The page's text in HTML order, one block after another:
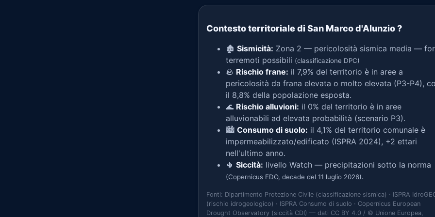
Contesto territoriale di San Marco d'Alunzio?
🏚️ Sismicità: Zona 2 — pericolosità sismica media —
terremoti possibili (classificazione DPC)
🪨 Rischio frane: il 7,9% del territorio è in aree a
pericolosità da frana elevata o molto elevata (P3-P4),
il 8,8% della popolazione esposta.
🌊 Rischio alluvioni: il 0% del territorio è in aree
alluvionabili ad elevata probabilità (scenario P3).
🏙️ Consumo di suolo: il 4,1% del territorio comunale è
impermeabilizzato/edificato (ISPRA 2024), +2 ettari
nell'ultimo anno.
🌵 Siccità: livello Watch — precipitazioni sotto la norma
(Copernicus EDO, decade del 11 luglio 2026).
Fonti: Dipartimento Protezione Civile (classificazione sismica) · ISPRA
(rischio idrogeologico) · ISPRA Consumo di suolo · Copernicus European
Drought Observatory (siccità CDI) — dati CC BY 4.0 / © Unione Europea,